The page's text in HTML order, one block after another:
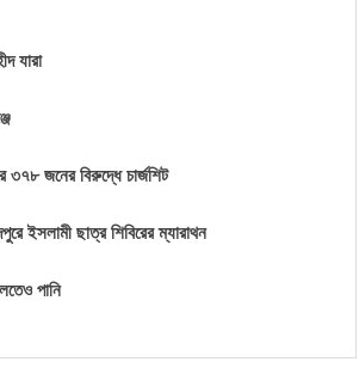
যারা
৩৭৮ জনের বিরুদ্ধে চার্জশিট
ইসলামী ছাত্র শিবিরের ম্যারাথন
পানি